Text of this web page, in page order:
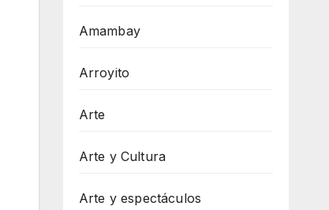
Amambay
Arroyito
Arte
Arte y Cultura
Arte y espectáculos